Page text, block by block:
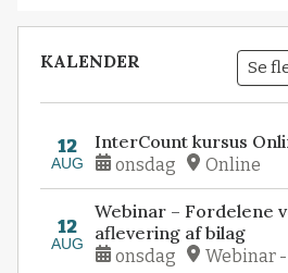
KALENDER Se
12
AUG
InterCount kursus
onsdag Online
12
AUG
Webinar – Fordelene
aflevering af bilag
onsdag Webinar -